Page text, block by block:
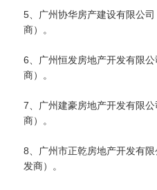
5、广州协华房产建设有限公司
商）。
6、广州恒发房地产开发有限
商）。
7、广州建豪房地产开发有限
商）。
8、广州市正乾房地产开发有
发商）。